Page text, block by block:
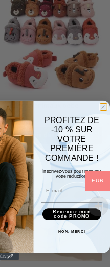
Chausson animaux bébé
26,90€
Choix des options
EUR
PROFITEZ DE
-10 % SUR
VOTRE
PREMIÈRE
COMMANDE !
Inscrivez-vous pour recevoir
votre réduction.
Recevoir mon
code PROMO
NON, MERCI